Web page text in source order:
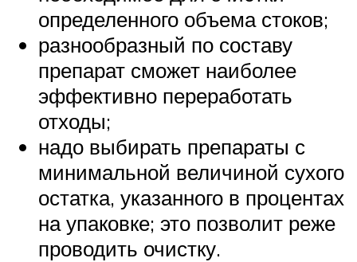
определенного объема стоков;
разнообразный по составу
препарат сможет наиболее
эффективно переработать
отходы;
надо выбирать препараты с
минимальной величиной сухого
остатка, указанного в процентах
на упаковке; это позволит реже
проводить очистку.